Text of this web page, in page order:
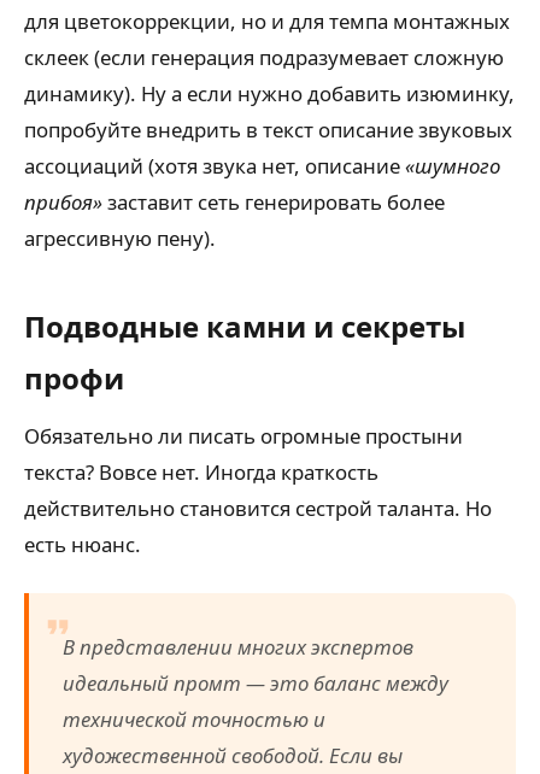
для цветокоррекции, но и для темпа монтажных
склеек (если генерация подразумевает сложную
динамику). Ну а если нужно добавить изюминку,
попробуйте внедрить в текст описание звуковых
ассоциаций (хотя звука нет, описание«шумного
прибоя»заставит сеть генерировать более
агрессивную пену).
Подводные камни и секреты
профи
Обязательно ли писать огромные простыни
текста? Вовсе нет. Иногда краткость
действительно становится сестрой таланта. Но
есть нюанс.
В представлении многих экспертов
идеальный промт — это баланс между
технической точностью и
художественной свободой. Если вы